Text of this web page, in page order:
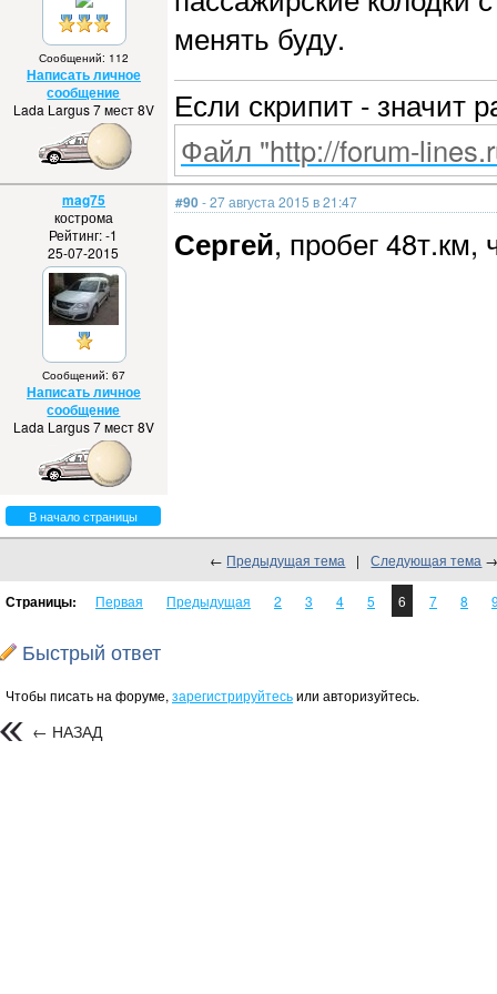
Сообщений: 112
Написать личное
сообщение
Lada Largus 7 мест 8V
менять буду.
Если скрипит - значит
Файл "http://forum-
mag75
кострома
Рейтинг: -1
25-07-2015
Сообщений: 67
Написать личное
сообщение
Lada Largus 7 мест 8V
#90- 27 августа 2015 в 21:47
Сергей, пробег 48т.км,
В начало страницы
← Предыдущая тема | Следующая тема
Страницы: Первая Предыдущая 2 3 4 5 6 7 8
Быстрый ответ
Чтобы писать на форуме, зарегистрируйтесьили авторизуйтесь.
← НАЗАД